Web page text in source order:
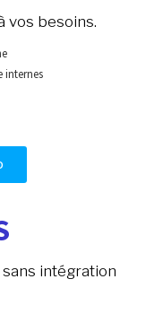
vos besoins.
internes
intégration